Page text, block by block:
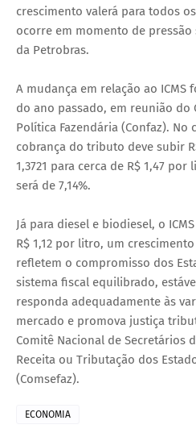
crescimento valerá para todos
ocorre em momento de
da Petrobras.
A mudança em relação ao
do ano passado, em reunião do
Política Fazendária (Confaz). No
cobrança do tributo deve subir
1,3721 para cerca de R$ 1,47
será de 7,14%.
Já para diesel e biodiesel, o
R$ 1,12 por litro, um crescimento
refletem o compromisso dos
sistema fiscal equilibrado,
responda adequadamente às
mercado e promova justiça
Comitê Nacional de Secretários
Receita ou Tributação dos
(Comsefaz).
ECONOMIA